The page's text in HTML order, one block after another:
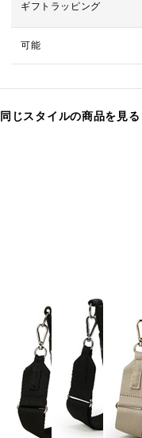
ギフトラッピング
可能
同じスタイルの商品を見る